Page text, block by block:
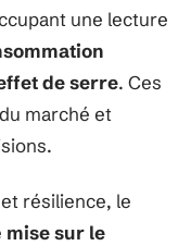
une lecture
de serre. Ces
marché et
résilience, le
mise sur le